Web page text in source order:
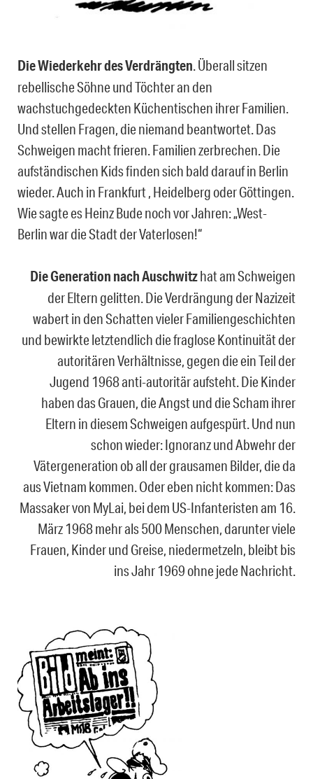
Die Wiederkehr des Verdrängten. Überall sitzen
rebellische Söhne und Töchter an den
wachstuchgedeckten Küchentischen ihrer Familien.
Und stellen Fragen, die niemand beantwortet. Das
Schweigen macht frieren. Familien zerbrechen. Die
aufständischen Kids finden sich bald darauf in Berlin
wieder. Auch in Frankfurt , Heidelberg oder Göttingen.
Wie sagte es Heinz Bude noch vor Jahren: „West-
Berlin war die Stadt der Vaterlosen!“
Die Generation nach Auschwitzhat am Schweigen
der Eltern gelitten. Die Verdrängung der Nazizeit
wabert in den Schatten vieler Familiengeschichten
und bewirkte letztendlich die fraglose Kontinuität der
autoritären Verhältnisse, gegen die ein Teil der
Jugend 1968 anti-autoritär aufsteht. Die Kinder
haben das Grauen, die Angst und die Scham ihrer
Eltern in diesem Schweigen aufgespürt. Und nun
schon wieder: Ignoranz und Abwehr der
Vätergeneration ob all der grausamen Bilder, die da
aus Vietnam kommen. Oder eben nicht kommen: Das
Massaker von MyLai, bei dem US-Infanteristen am 16.
März 1968 mehr als 500 Menschen, darunter viele
Frauen, Kinder und Greise, niedermetzeln, bleibt bis
ins Jahr 1969 ohne jede Nachricht.